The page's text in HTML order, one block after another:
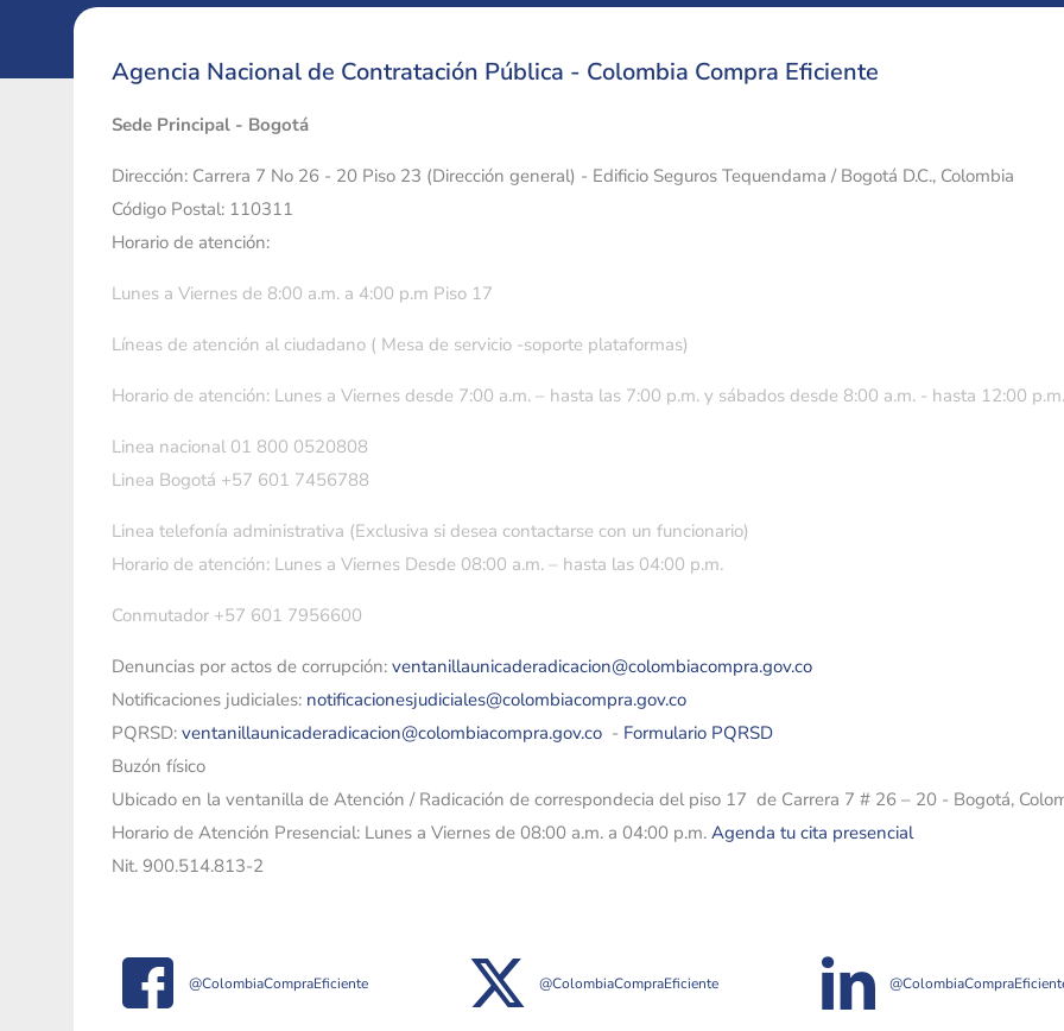
Agencia Nacional de Contratación Pública - Colombia Compra Eficiente
Sede Principal - Bogotá
Dirección: Carrera 7 No 26 - 20 Piso 23 (Dirección general) - Edificio Seguros Tequendama / Bogotá D.C., Colombia
Código Postal: 110311
Horario de atención:
Lunes a Viernes de 8:00 a.m. a 4:00 p.m Piso 17
Líneas de atención al ciudadano ( Mesa de servicio -soporte plataformas)
Horario de atención: Lunes a Viernes desde 7:00 a.m. – hasta las 7:00 p.m. y sábados desde 8:00 a.m. - hasta 12:00 p.m.
Linea nacional 01 800 0520808
Linea Bogotá +57 601 7456788
Linea telefonía administrativa (Exclusiva si desea contactarse con un funcionario)
Horario de atención: Lunes a Viernes Desde 08:00 a.m. – hasta las 04:00 p.m.
Conmutador +57 601 7956600
Denuncias por actos de corrupción: ventanillaunicaderadicacion@colombiacompra.gov.co
Notificaciones judiciales: notificacionesjudiciales@colombiacompra.gov.co
PQRSD: ventanillaunicaderadicacion@colombiacompra.gov.co - Formulario PQRSD
Buzón físico
Ubicado en la ventanilla de Atención / Radicación de correspondecia del piso 17 de Carrera 7 # 26 – 20 - Bogotá,
Horario de Atención Presencial: Lunes a Viernes de 08:00 a.m. a 04:00 p.m. Agenda tu cita presencial
Nit. 900.514.813-2
@ColombiaCompraEficiente @ColombiaCompraEficiente